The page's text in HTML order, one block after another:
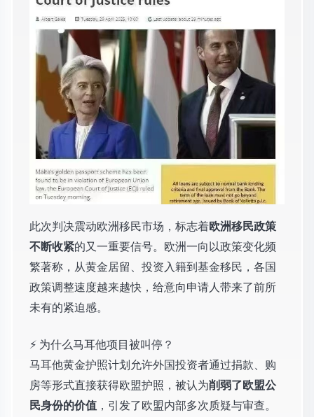
此次判决震动欧洲移民市场，标志着欧洲移民政策
不断收紧的又一重要信号。欧洲一向以政策变化频
繁著称，从黄金居留、投资入籍到基金移民，各国
政策调整速度越来越快，给意向申请人带来了前所
未有的紧迫感。
⚡ 为什么马耳他项目被叫停？
马耳他黄金护照计划允许外国投资者通过捐款、购
房等形式直接获得欧盟护照，被认为削弱了欧盟公
民身份的价值 ，引发了欧盟内部多次质疑与审查。